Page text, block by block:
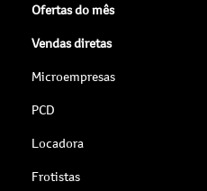
Ofertas do mês
Vendas diretas
Microempresas
PCD
Locadora
Frotistas